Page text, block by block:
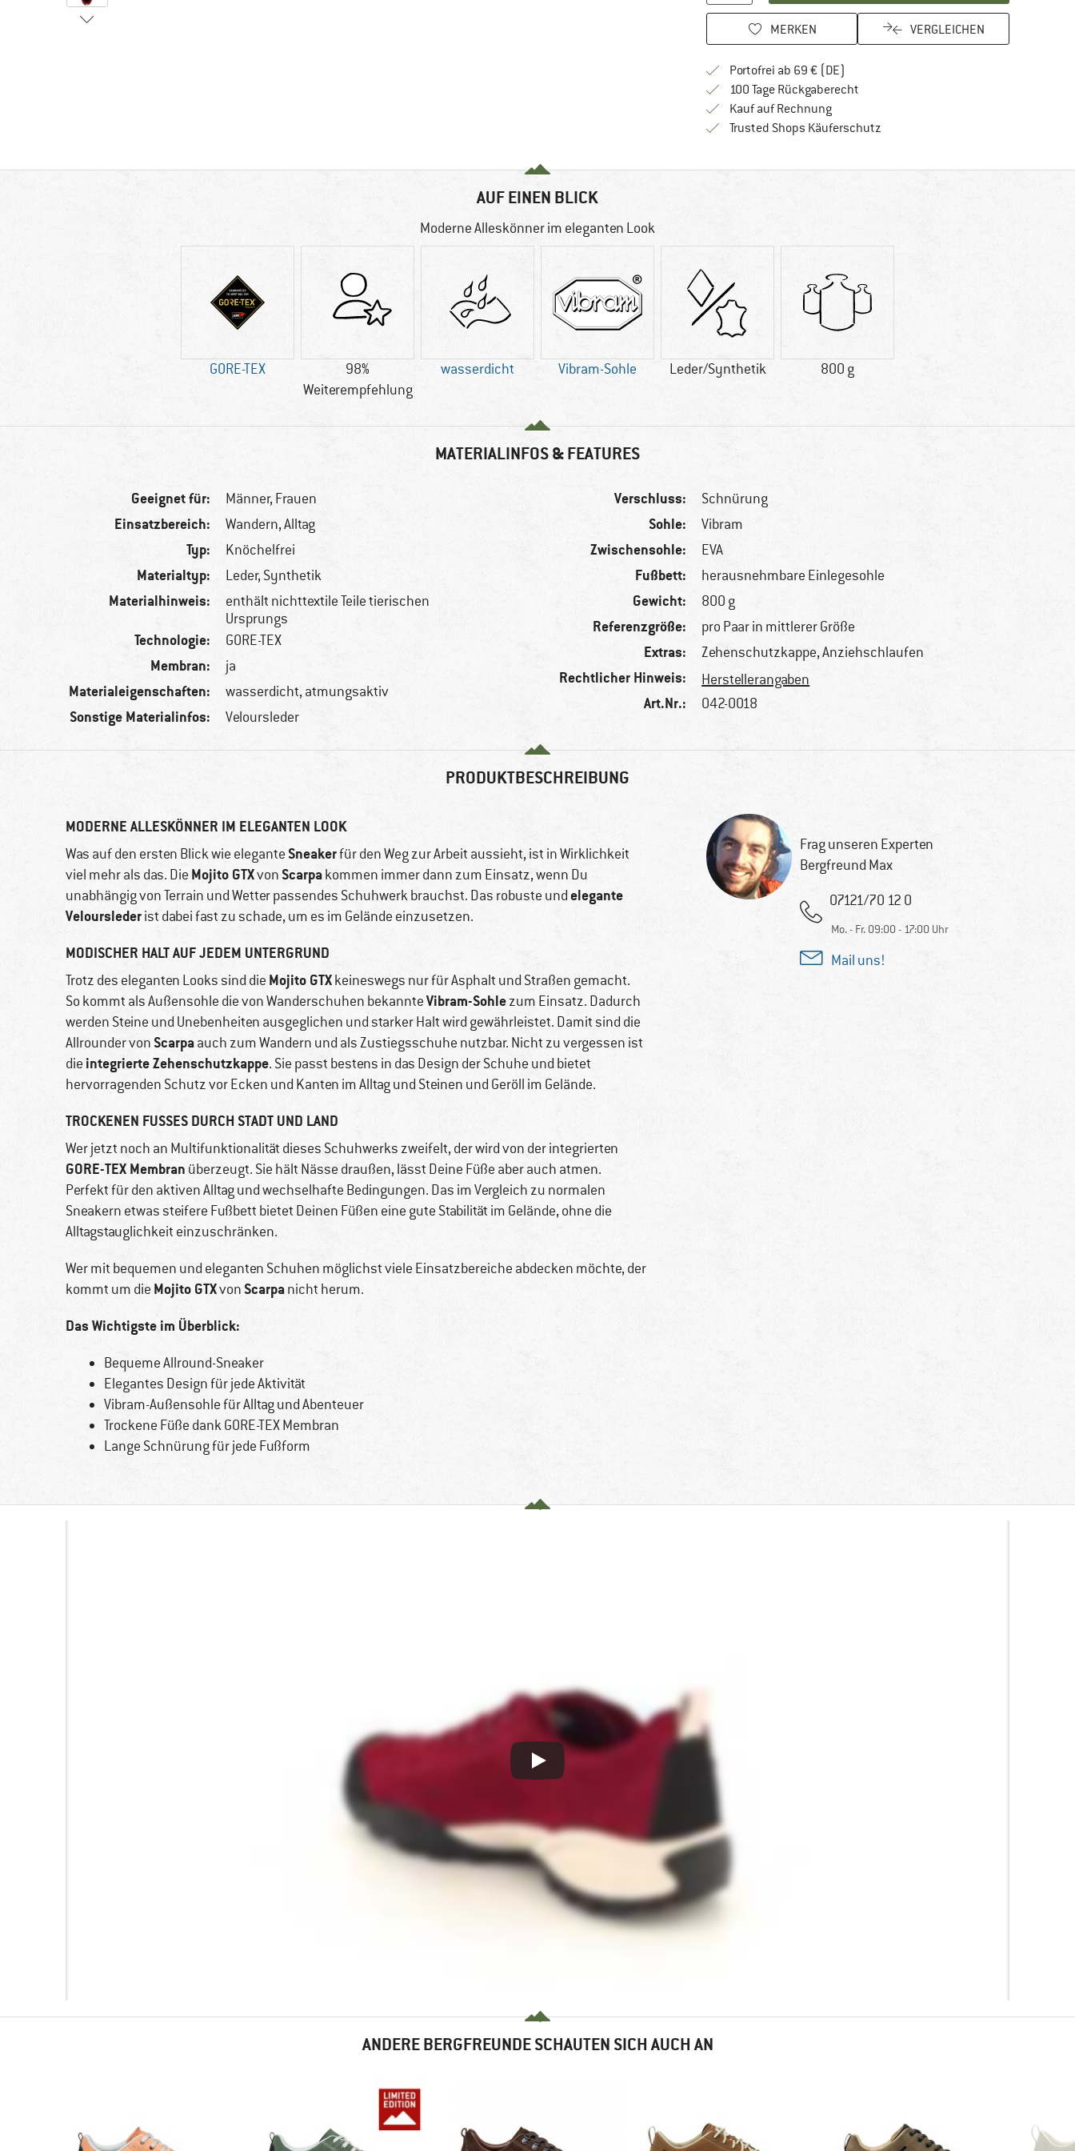
MERKEN VERGLEICHEN
Portofrei ab 69 € (DE)
100 Tage RückgaberechtGehe hier zu den Rückgabe-Richtlinien
Kauf auf RechnungFinde die Zahlungs-Infos hier! Öffnet sich in
Trusted Shops KäuferschutzFinde alle Infos hier!
AUF EINEN BLICK
Moderne Alleskönner im eleganten Look
GORE-TEX
98%
Weiterempfehlung
wasserdicht Vibram-Sohle Leder/Synthetik 800 g
MATERIALINFOS & FEATURES
Geeignet für: Männer, Frauen
Einsatzbereich: Wandern, Alltag
Typ: Knöchelfrei
Materialtyp: Leder, Synthetik
Materialhinweis:
enthält nichttextile Teile tierischen
Ursprungs
Technologie: GORE-TEX
Membran: ja
Materialeigenschaften: wasserdicht, atmungsaktiv
Sonstige Materialinfos: Veloursleder
Verschluss: Schnürung
Sohle: Vibram
Zwischensohle: EVA
Fußbett: herausnehmbare Einlegesohle
Gewicht: 800 g
Referenzgröße: pro Paar in mittlerer Größe
Extras: Zehenschutzkappe, Anziehschlaufen
Rechtlicher Hinweis: Herstellerangaben
Art.Nr.: 042-0018
PRODUKTBESCHREIBUNG
MODERNE ALLESKÖNNER IM ELEGANTEN LOOK
Was auf den ersten Blick wie eleganteSneakerfür den Weg zur Arbeit aussieht, ist in Wirklichkeit
viel mehr als das. Die Mojito GTXvonScarpakommen immer dann zum Einsatz, wenn Du
unabhängig von Terrain und Wetter passendes Schuhwerk brauchst. Das robuste undelegante
Velourslederist dabei fast zu schade, um es im Gelände einzusetzen.
MODISCHER HALT AUF JEDEM UNTERGRUND
Trotz des eleganten Looks sind die Mojito GTXkeineswegs nur für Asphalt und Straßen gemacht.
So kommt als Außensohle die von Wanderschuhen bekannteVibram-Sohlezum Einsatz. Dadurch
werden Steine und Unebenheiten ausgeglichen und starker Halt wird gewährleistet. Damit sind die
Allrounder vonScarpaauch zum Wandern und als Zustiegsschuhe nutzbar. Nicht zu vergessen ist
die integrierte Zehenschutzkappe. Sie passt bestens in das Design der Schuhe und bietet
hervorragenden Schutz vor Ecken und Kanten im Alltag und Steinen und Geröll im Gelände.
TROCKENEN FUSSES DURCH STADT UND LAND
Wer jetzt noch an Multifunktionalität dieses Schuhwerks zweifelt, der wird von der integrierten
GORE-TEX Membran überzeugt. Sie hält Nässe draußen, lässt Deine Füße aber auch atmen.
Perfekt für den aktiven Alltag und wechselhafte Bedingungen. Das im Vergleich zu normalen
Sneakern etwas steifere Fußbett bietet Deinen Füßen eine gute Stabilität im Gelände, ohne die
Alltagstauglichkeit einzuschränken.
Wer mit bequemen und eleganten Schuhen möglichst viele Einsatzbereiche abdecken möchte, der
kommt um die Mojito GTXvonScarpanicht herum.
Das Wichtigste im Überblick:
Bequeme Allround-Sneaker
Elegantes Design für jede Aktivität
Vibram-Außensohle für Alltag und Abenteuer
Trockene Füße dank GORE-TEX Membran
Lange Schnürung für jede Fußform
Frag unseren Experten
Bergfreund Max
07121/70 12 0
Mo. - Fr. 09:00 - 17:00 Uhr
Mail uns!
ANDERE BERGFREUNDE SCHAUTEN SICH AUCH AN